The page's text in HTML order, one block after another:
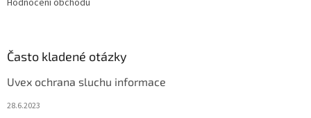
Často kladené otázky
Uvex ochrana sluchu informace
28.6.2023